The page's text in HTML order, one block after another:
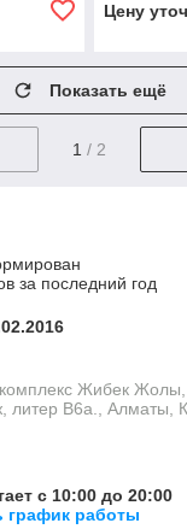
Цену
Показать ещё
1 / 2
за последний год
Жибек
литер В6а., Алматы,
с 10:00 до 20:00
график работы